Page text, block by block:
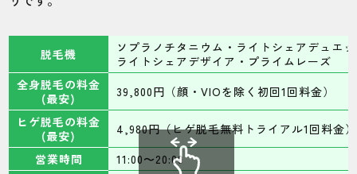
脱毛機
ソプラノチタニウム・ライトシェアデュエ
ライトシェアデザイア・プライムレーズ
全身脱毛の料金
(最安)
39,800円（顔・VIOを除く初回1回料金）
ヒゲ脱毛の料金
(最安)
4,980円（ヒゲ脱毛無料トライアル1回料金）
営業時間
11:00〜20:00